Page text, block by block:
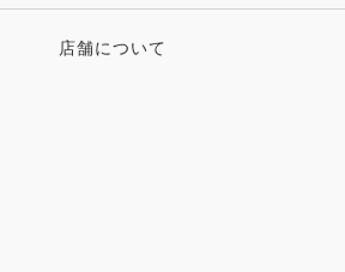
二）
・馬鏡
店舗について